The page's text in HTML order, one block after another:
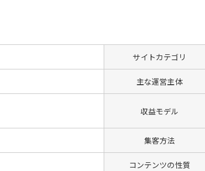
サイトカテゴリ
主な運営主体
収益モデル
集客方法
コンテンツの性質